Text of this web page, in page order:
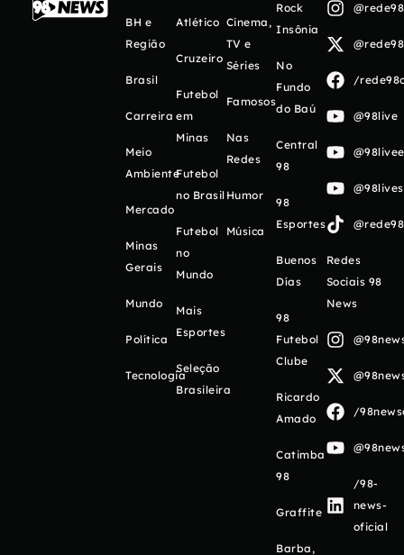
BH e
Região
Brasil
Carreira
Meio
Ambiente
Mercado
Minas
Gerais
Mundo
Política
Tecnologia
Atlético
Cruzeiro
Futebol
em
Minas
Futebol
no Brasil
Futebol
no
Mundo
Mais
Esportes
Seleção
Brasileira
Cinema,
TV e
Séries
Famosos
Nas
Redes
Humor
Música
Rock
Insônia
No
Fundo
do Baú
Central
98
98
Esportes
Buenos
Días
98
Futebol
Clube
Ricardo
Amado
Catimba
98
Graffite
Barba,
/
@98live
Redes
Sociais 98
News
/
/98-
news-
oficial